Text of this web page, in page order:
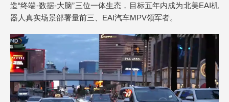
造“终端-数据-大脑”三位一体生态，目标五年内成为北美EAI机
器人真实场景部署量前三、EAI汽车MPV领军者。